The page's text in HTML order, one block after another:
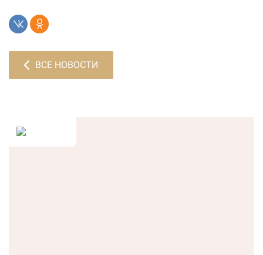
ВСЕ НОВОСТИ